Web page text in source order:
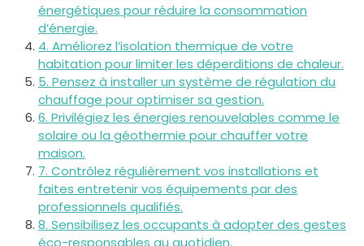
énergétiques pour réduire la consommation
d’énergie.
4. Améliorez l’isolation thermique de votre
habitation pour limiter les déperditions de chaleur.
5. Pensez à installer un système de régulation du
chauffage pour optimiser sa gestion.
6. Privilégiez les énergies renouvelables comme le
solaire ou la géothermie pour chauffer votre
maison.
7. Contrôlez régulièrement vos installations et
faites entretenir vos équipements par des
professionnels qualifiés.
8. Sensibilisez les occupants à adopter des gestes
éco-responsables au quotidien.